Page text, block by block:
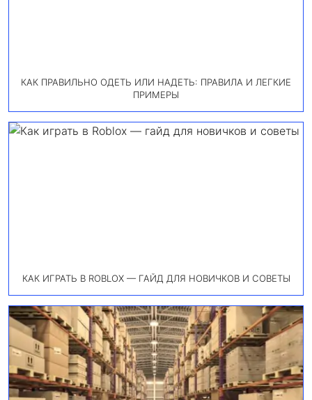
КАК ПРАВИЛЬНО ОДЕТЬ ИЛИ НАДЕТЬ: ПРАВИЛА И ЛЕГКИЕ
ПРИМЕРЫ
КАК ИГРАТЬ В ROBLOX — ГАЙД ДЛЯ НОВИЧКОВ И СОВЕТЫ